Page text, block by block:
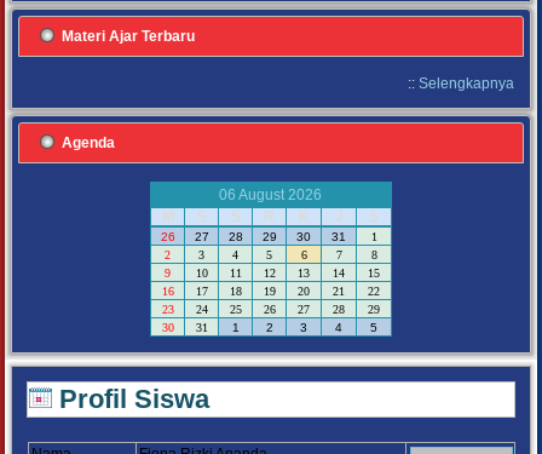
Materi Ajar Terbaru
:: Selengkapnya
Agenda
06 August 2026
M
S S R K J S
26 27 28 29 30 31
1
2
3 4 5 6 7
8
9
10 11 12 13 14
15
16
17 18 19 20 21
22
23
24 25 26 27 28
29
30
31 1 2 3 4 5
Profil Siswa